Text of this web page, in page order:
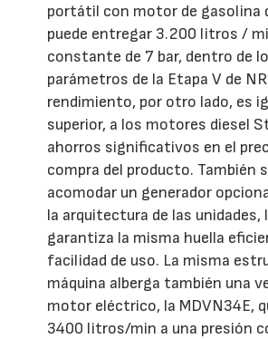
portátil con motor de gasolina
puede entregar 3.200 litros /
constante de 7 bar, dentro de
parámetros de la Etapa V de
rendimiento, por otro lado, es
superior, a los motores diesel
ahorros significativos en el
compra del producto. También
acomodar un generador
la arquitectura de las unidades,
garantiza la misma huella
facilidad de uso. La misma
máquina alberga también una
motor eléctrico, la MDVN34E,
3400 litros/min a una presión